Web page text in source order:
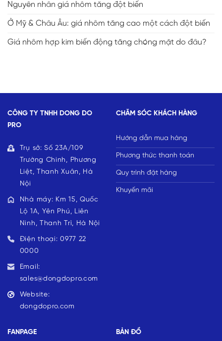
Nguyên nhân giá nhôm tăng đột biến
Ở Mỹ & Châu Âu: giá nhôm tăng cao một cách đột biến
Giá nhôm hợp kim biến động tăng chóng mặt do đâu?
CÔNG TY TNHH DONG DO
PRO
Trụ sở: Số 23A/109
Trường Chinh, Phương
Liệt, Thanh Xuân, Hà
Nội
Nhà máy: Km 15, Quốc
Lộ 1A, Yên Phú, Liên
Ninh, Thanh Trì, Hà Nội
Điện thoại: 0977 22
0000
Email:
sales@dongdopro.com
Website:
dongdopro.com
CHĂM SÓC KHÁCH HÀNG
Hướng dẫn mua hàng
Phương thức thanh toán
Quy trình đặt hàng
Khuyến mãi
FANPAGE BẢN ĐỒ